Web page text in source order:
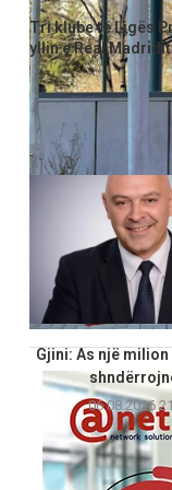
Tri klube të Ligës
yllin e Real Madridit
Gjini: As një milion
06.08.2026